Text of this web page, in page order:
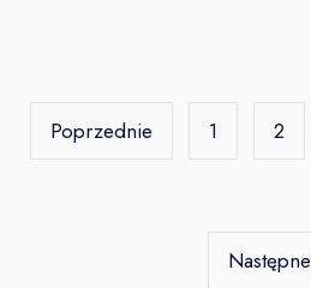
Stronicowanie
wpisów
Poprzednie 1 2
Następne